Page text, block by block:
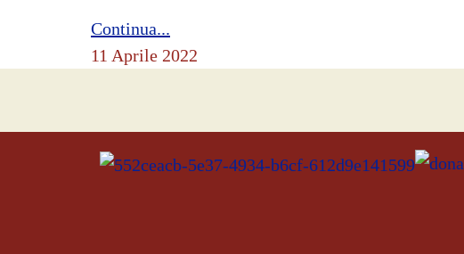
Continua...
11 Aprile 2022